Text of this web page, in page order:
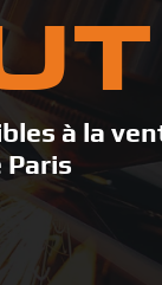
à la
Paris